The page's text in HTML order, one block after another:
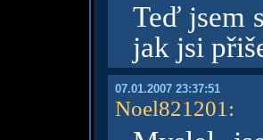
Teď jsem
jak jsi
07.01.2007 23:37:51
Noel821201 :